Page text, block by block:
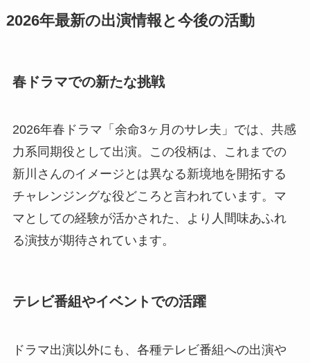
2026年最新の出演情報と今後の活動
春ドラマでの新たな挑戦
2026年春ドラマ「余命3ヶ月のサレ夫」では、共感
力系同期役として出演。この役柄は、これまでの
新川さんのイメージとは異なる新境地を開拓する
チャレンジングな役どころと言われています。マ
マとしての経験が活かされた、より人間味あふれ
る演技が期待されています。
テレビ番組やイベントでの活躍
ドラマ出演以外にも、各種テレビ番組への出演や